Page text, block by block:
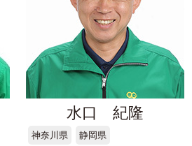
水口 紀隆
神奈川県 静岡県